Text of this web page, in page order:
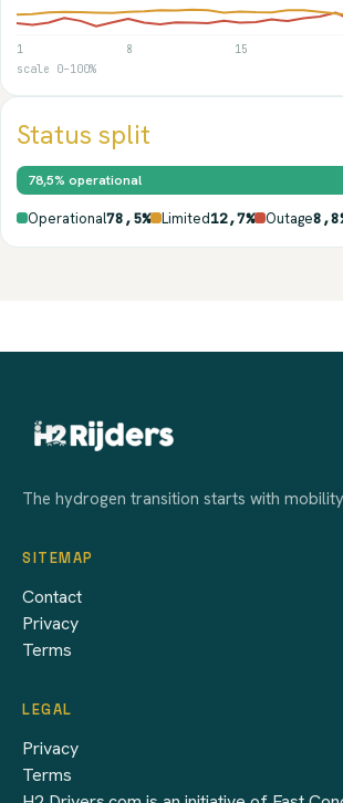
1 8 15
scale 0–100%
Status split
78,5% operational
Operational78,5% Limited12,7% Outage
The hydrogen transition starts with
SITEMAP
Contact
Privacy
Terms
LEGAL
Privacy
Terms